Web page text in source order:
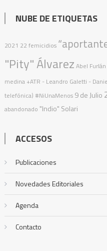
NUBE DE ETIQUETAS
2021 22 femicidios
"Pity" Álvarez Abel Furlán
medina +ATR - Leandro Galetti -
telefónica) #NiUnaMenos 9 de Julio
abandonado "Indio" Solari
ACCESOS
Publicaciones
Novedades Editoriales
Agenda
Contacto